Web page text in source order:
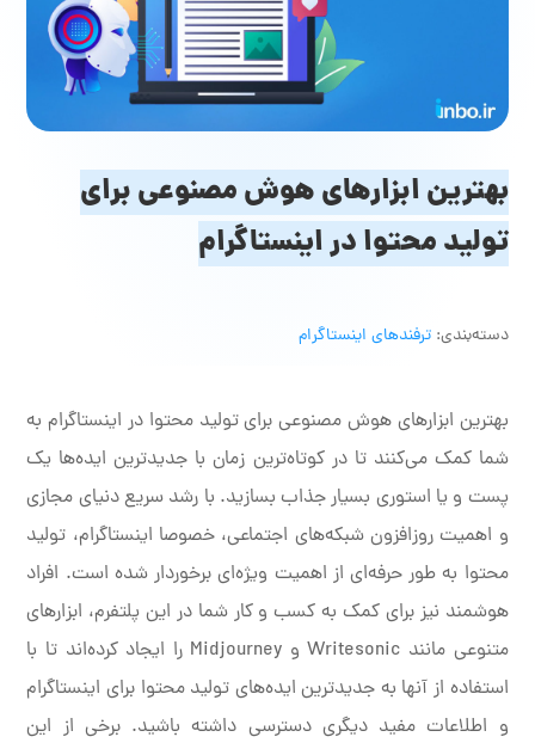
بهترین ابزارهای هوش مصنوعی برای
تولید محتوا در اینستاگرام
دسته‌بندی:ترفندهای اینستاگرام
بهترین ابزارهای هوش مصنوعی برای تولید محتوا در اینستاگرام به
شما کمک می‌کنند تا در کوتاه‌ترین زمان با جدیدترین ایده‌ها یک
پست و یا استوری بسیار جذاب بسازید. با رشد سریع دنیای مجازی
و اهمیت روزافزون شبکه‌های اجتماعی، خصوصا اینستاگرام، تولید
محتوا به طور حرفه‌ای از اهمیت ویژه‌ای برخوردار شده است. افراد
هوشمند نیز برای کمک به کسب و کار شما در این پلتفرم، ابزارهای
متنوعی مانند Writesonic و Midjourney را ایجاد کرده‌اند تا با
استفاده از آنها به جدیدترین ایده‌های تولید محتوا برای اینستاگرام
و اطلاعات مفید دیگری دسترسی داشته باشید. برخی از این